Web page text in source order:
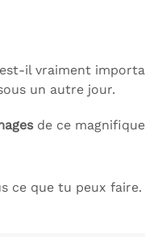
il vraiment
un autre jour.
de ce
ce que tu peux